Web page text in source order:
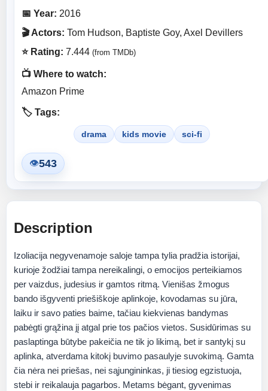
📅 Year: 2016
🎬 Actors: Tom Hudson, Baptiste Goy, Axel Devillers
⭐ Rating: 7.444 (from TMDb)
📺 Where to watch:
Amazon Prime
🏷️ Tags:
drama kids movie sci-fi
👁543
Description
Izoliacija negyvenamoje saloje tampa tylia pradžia istorijai,
kurioje žodžiai tampa nereikalingi, o emocijos perteikiamos
per vaizdus, judesius ir gamtos ritmą. Vienišas žmogus
bando išgyventi priešiškoje aplinkoje, kovodamas su jūra,
laiku ir savo paties baime, tačiau kiekvienas bandymas
pabėgti grąžina jį atgal prie tos pačios vietos. Susidūrimas su
paslaptinga būtybe pakeičia ne tik jo likimą, bet ir santykį su
aplinka, atverdama kitokį buvimo pasaulyje suvokimą. Gamta
čia nėra nei priešas, nei sąjungininkas, ji tiesiog egzistuoja,
stebi ir reikalauja pagarbos. Metams bėgant, gyvenimas